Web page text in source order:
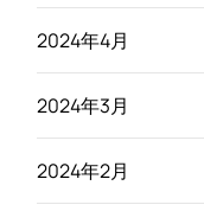
2024年4月
2024年3月
2024年2月